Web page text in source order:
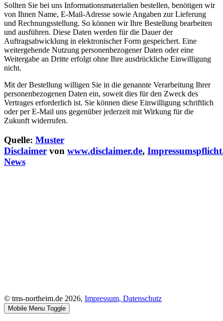
Sollten Sie bei uns Informationsmaterialien bestellen, benötigen wir
von Ihnen Name, E-Mail-Adresse sowie Angaben zur Lieferung
und Rechnungsstellung. So können wir Ihre Bestellung bearbeiten
und ausführen. Diese Daten werden für die Dauer der
Auftragsabwicklung in elektronischer Form gespeichert. Eine
weitergehende Nutzung personenbezogener Daten oder eine
Weitergabe an Dritte erfolgt ohne Ihre ausdrückliche Einwilligung
nicht.
Mit der Bestellung willigen Sie in die genannte Verarbeitung Ihrer
personenbezogenen Daten ein, soweit dies für den Zweck des
Vertrages erforderlich ist. Sie können diese Einwilligung schriftlich
oder per E-Mail uns gegenüber jederzeit mit Wirkung für die
Zukunft widerrufen.
Quelle: Muster
Disclaimer von www.disclaimer.de, Impressumspflicht
News
© tms-northeim.de 2026, Impressum, Datenschutz
Mobile Menu Toggle